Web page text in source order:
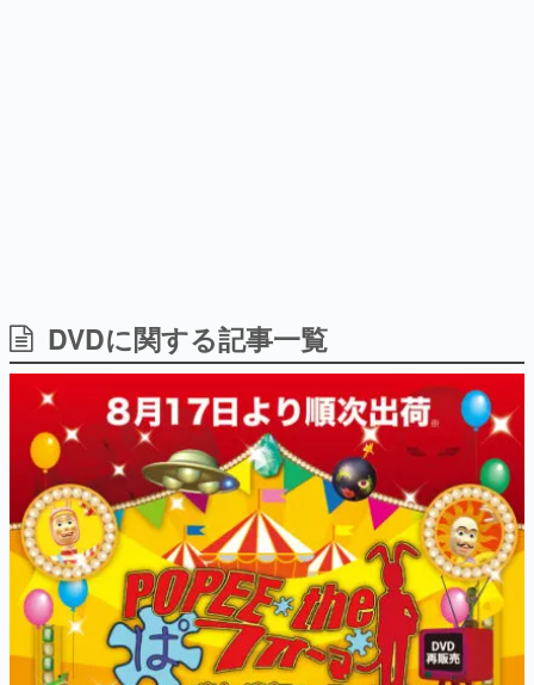
ゲーム開発者・hamatsu氏がゲームの魅力を画面や操作の
具体的な形から解き明かしていく、硬派で骨太な評論連載
です。
ゲームが変えた日本語
「経験値」「裏技」「ラスボス」… ゲームにまつわる言葉
の起源や用法の変遷を、コンピューター文化史研究家・タ
イニーP氏が徹底調査。
カテゴリ
特集記事
マンガ
女性向け
DVDに関する記事一覧